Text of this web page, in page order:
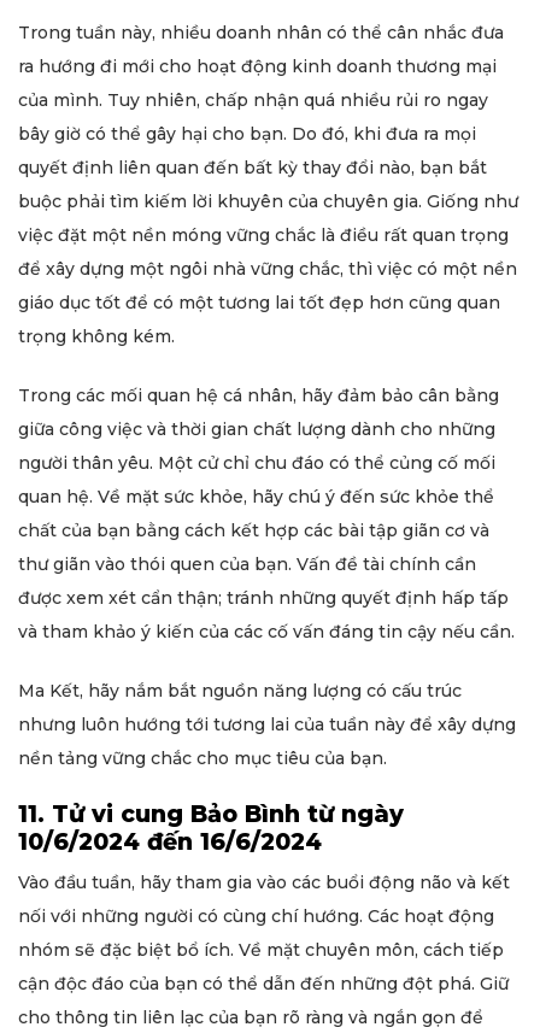
Trong tuần này, nhiều doanh nhân có thể cân nhắc đưa
ra hướng đi mới cho hoạt động kinh doanh thương mại
của mình. Tuy nhiên, chấp nhận quá nhiều rủi ro ngay
bây giờ có thể gây hại cho bạn. Do đó, khi đưa ra mọi
quyết định liên quan đến bất kỳ thay đổi nào, bạn bắt
buộc phải tìm kiếm lời khuyên của chuyên gia. Giống như
việc đặt một nền móng vững chắc là điều rất quan trọng
để xây dựng một ngôi nhà vững chắc, thì việc có một nền
giáo dục tốt để có một tương lai tốt đẹp hơn cũng quan
trọng không kém.
Trong các mối quan hệ cá nhân, hãy đảm bảo cân bằng
giữa công việc và thời gian chất lượng dành cho những
người thân yêu. Một cử chỉ chu đáo có thể củng cố mối
quan hệ. Về mặt sức khỏe, hãy chú ý đến sức khỏe thể
chất của bạn bằng cách kết hợp các bài tập giãn cơ và
thư giãn vào thói quen của bạn. Vấn đề tài chính cần
được xem xét cẩn thận; tránh những quyết định hấp tấp
và tham khảo ý kiến ​​của các cố vấn đáng tin cậy nếu cần.
Ma Kết, hãy nắm bắt nguồn năng lượng có cấu trúc
nhưng luôn hướng tới tương lai của tuần này để xây dựng
nền tảng vững chắc cho mục tiêu của bạn.
11. Tử vi cung Bảo Bình từ ngày
10/6/2024 đến 16/6/2024
Vào đầu tuần, hãy tham gia vào các buổi động não và kết
nối với những người có cùng chí hướng. Các hoạt động
nhóm sẽ đặc biệt bổ ích. Về mặt chuyên môn, cách tiếp
cận độc đáo của bạn có thể dẫn đến những đột phá. Giữ
cho thông tin liên lạc của bạn rõ ràng và ngắn gọn để